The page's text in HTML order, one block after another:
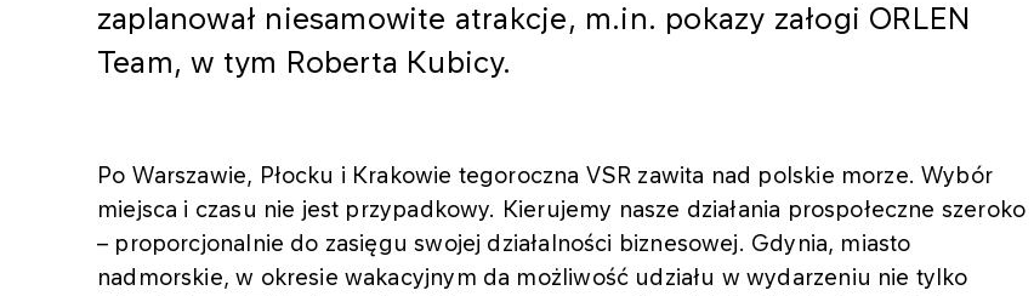
zaplanował niesamowite atrakcje, m.in. pokazy załogi ORLEN
Team, w tym Roberta Kubicy.
Po Warszawie, Płocku i Krakowie tegoroczna VSR zawita nad polskie morze. Wybór
miejsca i czasu nie jest przypadkowy. Kierujemy nasze działania prospołeczne szeroko
– proporcjonalnie do zasięgu swojej działalności biznesowej. Gdynia, miasto
nadmorskie, w okresie wakacyjnym da możliwość udziału w wydarzeniu nie tylko